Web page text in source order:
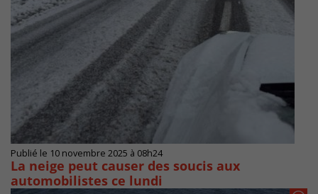
Publié le 10 novembre 2025 à 08h24
La neige peut causer des soucis aux
automobilistes ce lundi